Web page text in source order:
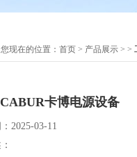
您现在的位置： 首页 > 产品展示 > >
卡博电源设备
2025-03-11